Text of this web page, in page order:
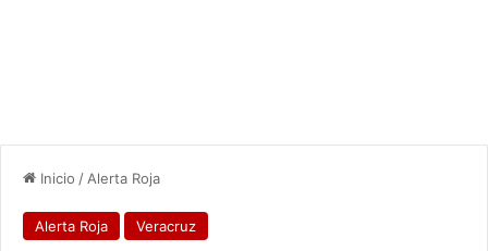
Inicio / Alerta Roja
Alerta Roja Veracruz